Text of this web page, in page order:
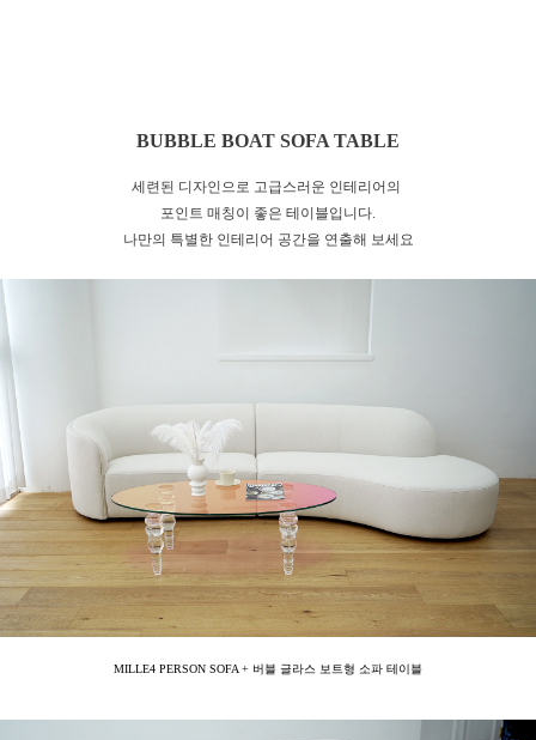
BUBBLE BOAT SOFA TABLE
세련된 디자인으로 고급스러운 인테리어의
포인트 매칭이 좋은 테이블입니다.
나만의 특별한 인테리어 공간을 연출해 보세요
MILLE4 PERSON SOFA + 버블 글라스 보트형 소파 테이블